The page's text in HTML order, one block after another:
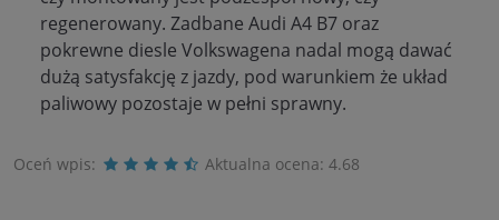
regenerowany. Zadbane Audi A4 B7 oraz
pokrewne diesle Volkswagena nadal mogą dawać
dużą satysfakcję z jazdy, pod warunkiem że układ
paliwowy pozostaje w pełni sprawny.
Oceń wpis: Aktualna ocena: 4.68